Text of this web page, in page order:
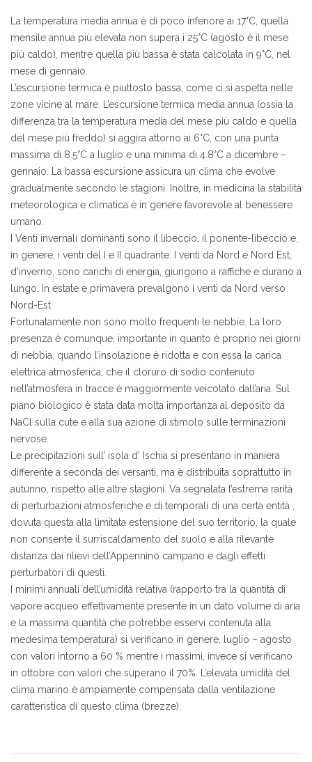
La temperatura media annua è di poco inferiore ai 17°C, quella
mensile annua più elevata non supera i 25°C (agosto è il mese
più caldo), mentre quella più bassa è stata calcolata in 9°C, nel
mese di gennaio.
L’escursione termica è piuttosto bassa, come ci si aspetta nelle
zone vicine al mare. L’escursione termica media annua (ossia la
differenza tra la temperatura media del mese più caldo e quella
del mese più freddo) si aggira attorno ai 6°C, con una punta
massima di 8.5°C a luglio e una minima di 4.8°C a dicembre –
gennaio. La bassa escursione assicura un clima che evolve
gradualmente secondo le stagioni. Inoltre, in medicina la stabilità
meteorologica e climatica è in genere favorevole al benessere
umano.
I Venti invernali dominanti sono il libeccio, il ponente-libeccio e,
in genere, i venti del I e II quadrante. I venti da Nord e Nord Est,
d’inverno, sono carichi di energia, giungono a raffiche e durano a
lungo. In estate e primavera prevalgono i venti da Nord verso
Nord-Est.
Fortunatamente non sono molto frequenti le nebbie. La loro
presenza è comunque, importante in quanto è proprio nei giorni
di nebbia, quando l’insolazione è ridotta e con essa la carica
elettrica atmosferica, che il cloruro di sodio contenuto
nell’atmosfera in tracce è maggiormente veicolato dall’aria. Sul
piano biologico è stata data molta importanza al deposito da
NaCl sulla cute e alla sua azione di stimolo sulle terminazioni
nervose.
Le precipitazioni sull’ isola d’ Ischia si presentano in maniera
differente a seconda dei versanti, ma è distribuita soprattutto in
autunno, rispetto alle altre stagioni. Va segnalata l’estrema rarità
di perturbazioni atmosferiche e di temporali di una certa entità ,
dovuta questa alla limitata estensione del suo territorio, la quale
non consente il surriscaldamento del suolo e alla rilevante
distanza dai rilievi dell’Appennino campano e dagli effetti
perturbatori di questi.
I minimi annuali dell’umidità relativa (rapporto tra la quantità di
vapore acqueo effettivamente presente in un dato volume di aria
e la massima quantità che potrebbe esservi contenuta alla
medesima temperatura) si verificano in genere, luglio – agosto
con valori intorno a 60 % mentre i massimi, invece si verificano
in ottobre con valori che superano il 70%. L’elevata umidità del
clima marino è ampiamente compensata dalla ventilazione
caratteristica di questo clima (brezze).